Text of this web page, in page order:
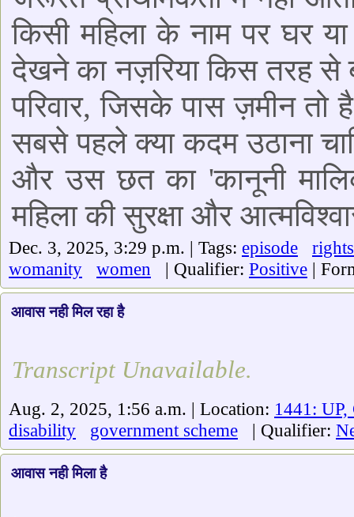
किसी महिला के नाम पर घर
देखने का नज़रिया किस तरह
परिवार, जिसके पास ज़मीन तो
सबसे पहले क्या कदम उठाना
और उस छत का 'कानूनी
महिला की सुरक्षा और
Dec. 3, 2025, 3:29 p.m. | Tags: episode
rights
womanity
women | Qualifier: Positive |
आवास नही मिल रहा है
Transcript Unavailable.
Aug. 2, 2025, 1:56 a.m. | Location: 1441:
disability
government scheme | Qualifier:
आवास नही मिला है